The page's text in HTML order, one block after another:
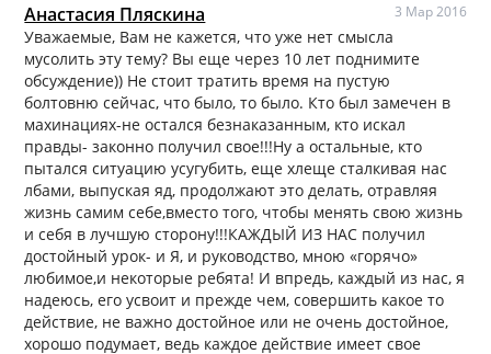
Анастасия Пляскина 3 Мар 2016
Уважаемые, Вам не кажется, что уже нет смысла
мусолить эту тему? Вы еще через 10 лет поднимите
обсуждение)) Не стоит тратить время на пустую
болтовню сейчас, что было, то было. Кто был замечен в
махинациях-не остался безнаказанным, кто искал
правды- законно получил свое!!!Ну а остальные, кто
пытался ситуацию усугубить, еще хлеще сталкивая нас
лбами, выпуская яд, продолжают это делать, отравляя
жизнь самим себе,вместо того, чтобы менять свою жизнь
и себя в лучшую сторону!!!КАЖДЫЙ ИЗ НАС получил
достойный урок- и Я, и руководство, мною «горячо»
любимое,и некоторые ребята! И впредь, каждый из нас, я
надеюсь, его усвоит и прежде чем, совершить какое то
действие, не важно достойное или не очень достойное,
хорошо подумает, ведь каждое действие имеет свое